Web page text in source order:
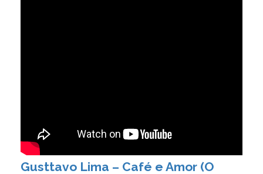
Gusttavo Lima – Café e Amor (O